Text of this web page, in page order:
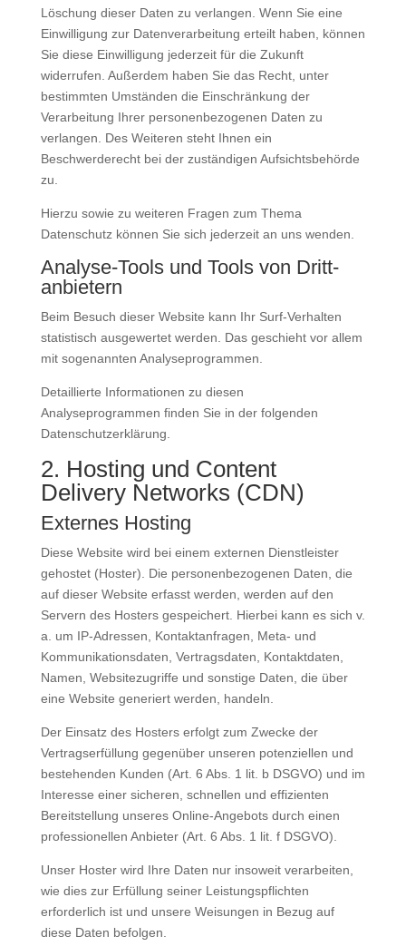
Löschung dieser Daten zu verlangen. Wenn Sie eine
Einwilligung zur Datenverarbeitung erteilt haben, können
Sie diese Einwilligung jederzeit für die Zukunft
widerrufen. Außerdem haben Sie das Recht, unter
bestimmten Umständen die Einschränkung der
Verarbeitung Ihrer personenbezogenen Daten zu
verlangen. Des Weiteren steht Ihnen ein
Beschwerderecht bei der zuständigen Aufsichtsbehörde
zu.
Hierzu sowie zu weiteren Fragen zum Thema
Datenschutz können Sie sich jederzeit an uns wenden.
Analyse-Tools und Tools von Dritt­
anbietern
Beim Besuch dieser Website kann Ihr Surf-Verhalten
statistisch ausgewertet werden. Das geschieht vor allem
mit sogenannten Analyseprogrammen.
Detaillierte Informationen zu diesen
Analyseprogrammen finden Sie in der folgenden
Datenschutzerklärung.
2. Hosting und Content
Delivery Networks (CDN)
Externes Hosting
Diese Website wird bei einem externen Dienstleister
gehostet (Hoster). Die personenbezogenen Daten, die
auf dieser Website erfasst werden, werden auf den
Servern des Hosters gespeichert. Hierbei kann es sich v.
a. um IP-Adressen, Kontaktanfragen, Meta- und
Kommunikationsdaten, Vertragsdaten, Kontaktdaten,
Namen, Websitezugriffe und sonstige Daten, die über
eine Website generiert werden, handeln.
Der Einsatz des Hosters erfolgt zum Zwecke der
Vertragserfüllung gegenüber unseren potenziellen und
bestehenden Kunden (Art. 6 Abs. 1 lit. b DSGVO) und im
Interesse einer sicheren, schnellen und effizienten
Bereitstellung unseres Online-Angebots durch einen
professionellen Anbieter (Art. 6 Abs. 1 lit. f DSGVO).
Unser Hoster wird Ihre Daten nur insoweit verarbeiten,
wie dies zur Erfüllung seiner Leistungspflichten
erforderlich ist und unsere Weisungen in Bezug auf
diese Daten befolgen.